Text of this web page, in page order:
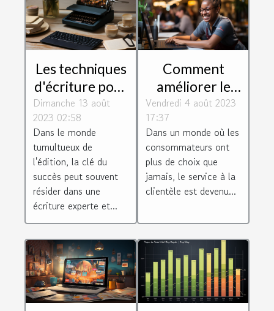
Les techniques
d'écriture pour
un magazine
réussi
Dimanche 13 août
2023 02:58
Dans le monde
tumultueux de
l'édition, la clé du
succès peut souvent
résider dans une
écriture experte et...
Comment
améliorer le
service client
de votre
entreprise
Vendredi 4 août 2023
17:37
Dans un monde où les
consommateurs ont
plus de choix que
jamais, le service à la
clientèle est devenu...